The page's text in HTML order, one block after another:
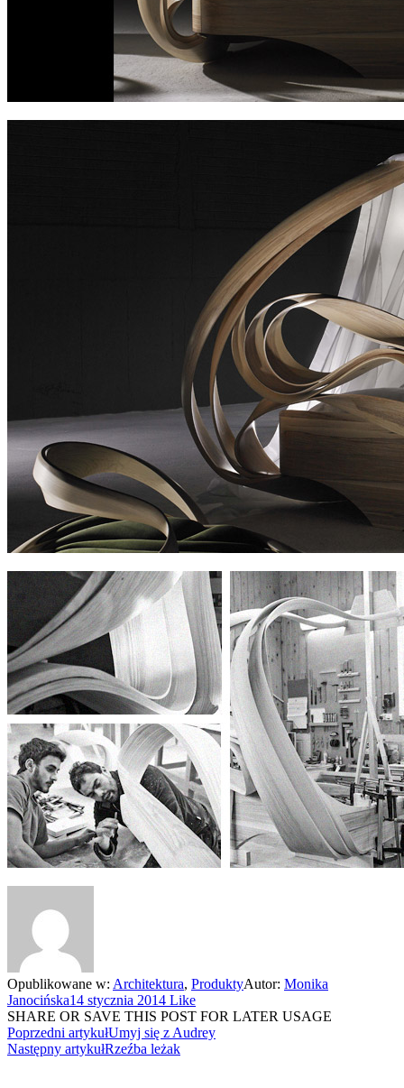
Opublikowane w: Architektura, ProduktyAutor: Monika
Janocińska14 stycznia 2014 Like
SHARE OR SAVE THIS POST FOR LATER USAGE
Poprzedni artykułUmyj się z Audrey
Następny artykułRzeźba leżak